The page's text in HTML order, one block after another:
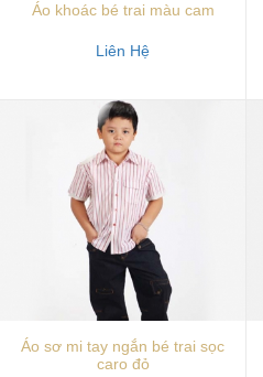
Áo khoác bé trai màu cam
Liên Hệ
Áo sơ mi tay ngắn bé trai sọc
caro đỏ